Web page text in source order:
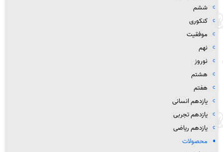
ششم
کنکوری
موفقیت
نهم
نوروز
هشتم
هفتم
یازدهم انسانی
یازدهم تجربی
یازدهم ریاضی
محصولات